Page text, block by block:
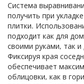
Система
получить при
плитки.
подходит как для
своими руками, так
Фиксируя края
обеспечивает
облицовки, как в